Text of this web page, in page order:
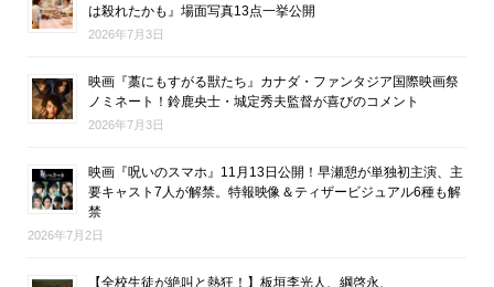
は殺れたかも』場面写真13点一挙公開
2026年7月3日
映画『藁にもすがる獣たち』カナダ・ファンタジア国際映画祭
ノミネート！鈴鹿央士・城定秀夫監督が喜びのコメント
2026年7月3日
映画『呪いのスマホ』11月13日公開！早瀬憩が単独初主演、主
要キャスト7人が解禁。特報映像＆ティザービジュアル6種も解
禁
2026年7月2日
【全校生徒が絶叫と熱狂！】板垣李光人、綱啓永、